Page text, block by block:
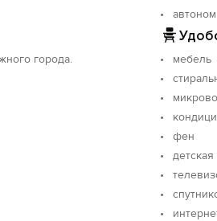
города.
мебель
фен